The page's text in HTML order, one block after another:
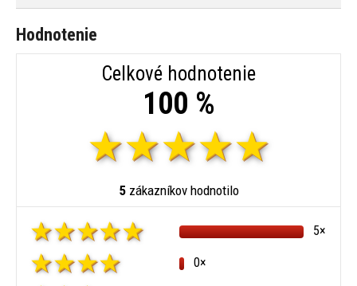
Hodnotenie
Celkové hodnotenie
100 %
5zákazníkov hodnotilo
5×
0×